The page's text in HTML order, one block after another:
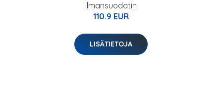
ilmansuodatin
110.9 EUR
LISÄTIETOJA